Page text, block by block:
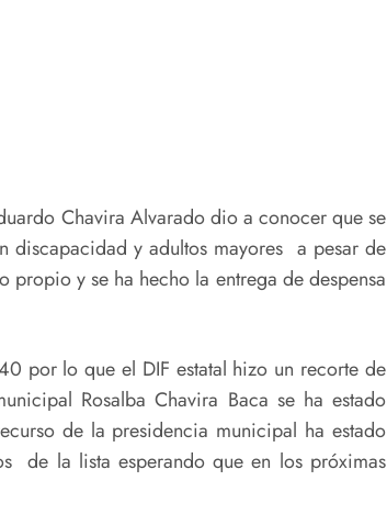
Chavira Alvarado dio a conocer que se
discapacidad y adultos mayores a pesar de
y se ha hecho la entrega de despensa
por lo que el DIF estatal hizo un recorte de
Rosalba Chavira Baca se ha estado
de la presidencia municipal ha estado
de la lista esperando que en los próximas